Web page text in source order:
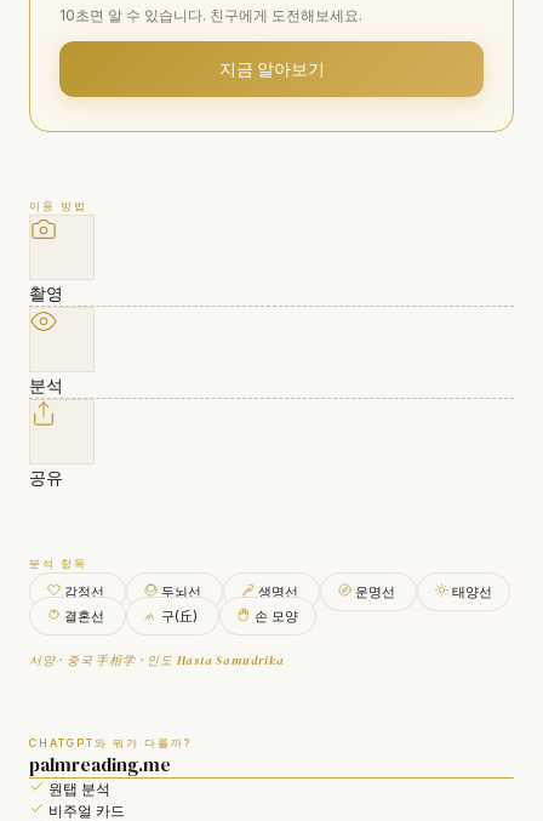
10초면 알 수 있습니다. 친구에게 도전해보세요.
지금 알아보기
이용 방법
촬영
분석
공유
분석 항목
감정선 두뇌선 생명선 운명선
태양선
결혼선
구(丘) 손 모양
서양 · 중국 手相学 · 인도 Hasta Samudrika
CHATGPT와 뭐가 다를까?
palmreading.me
원탭 분석
비주얼 카드